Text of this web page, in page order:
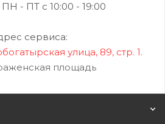
ПН - ПТ с 10:00 - 19:00
сервиса:
улица, 89, стр. 1.
площадь